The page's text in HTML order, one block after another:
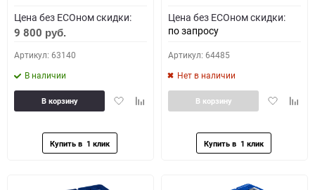
Цена без ECOном скидки:
9 800 руб.
Артикул: 63140
В наличии
ДобавитьДобавить
В корзину
Цена без ECOном скидки:
по запросу
Артикул: 64485
Нет в наличии
Добавить
В корзину